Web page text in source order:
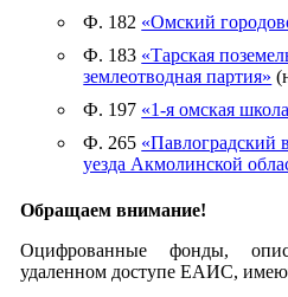
Ф. 182 «Омский
Ф. 183 «Тарская
землеотводная партия»
Ф. 197 «1-я омская
Ф. 265 «Павлоградский
уезда Акмолинской
Обращаем внимание!
Оцифрованные фонды,
удаленном доступе ЕАИС,